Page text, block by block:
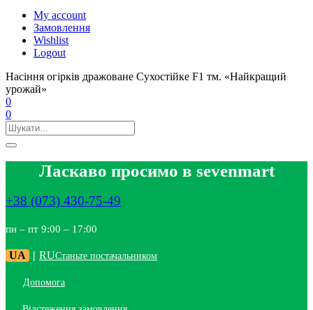
My account
Замовлення
Wishlist
Logout
Насіння огірків дражоване Сухостійке F1 тм. «Найкращий
урожай»
0
0
Ласкаво просимо в sevenmart
+38 (073) 430-75-49
пн – пт 9:00 – 17:00
UA | RUСтаньте постачальником
Допомога